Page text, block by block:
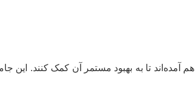
تا به بهبود مستمر آن کمک کنند. این